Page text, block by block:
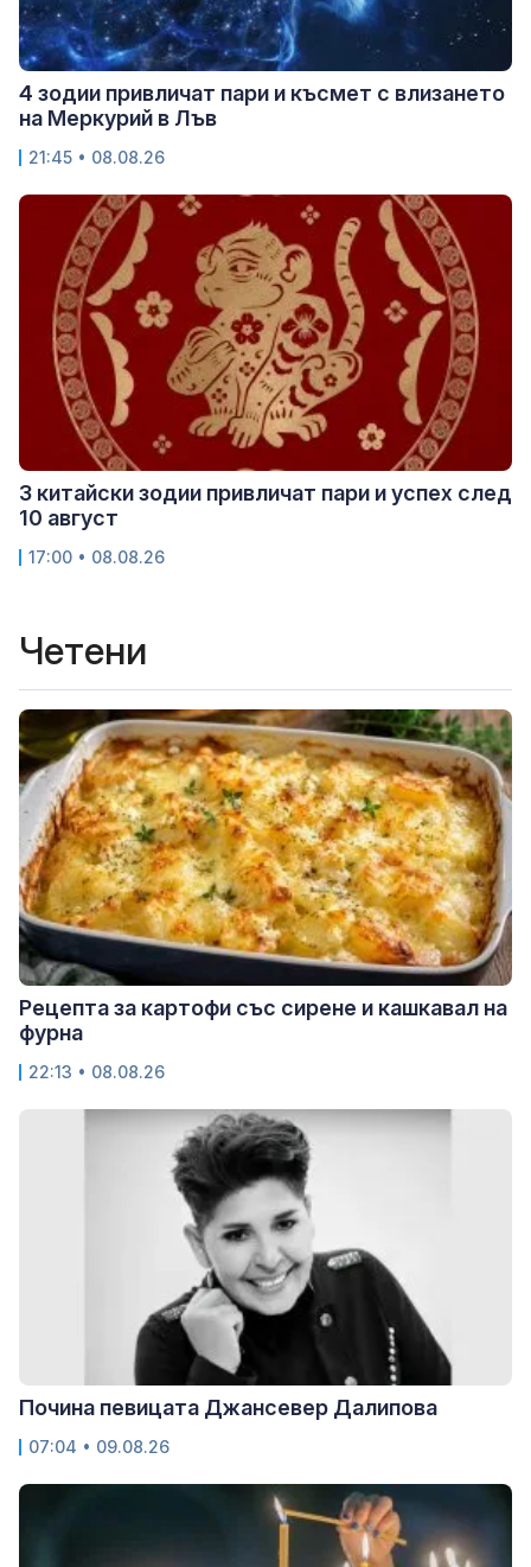
4 зодии привличат пари и късмет с влизането
на Меркурий в Лъв
21:45 • 08.08.26
3 китайски зодии привличат пари и успех след
10 август
17:00 • 08.08.26
Четени
Рецепта за картофи със сирене и кашкавал на
фурна
22:13 • 08.08.26
Почина певицата Джансевер Далипова
07:04 • 09.08.26